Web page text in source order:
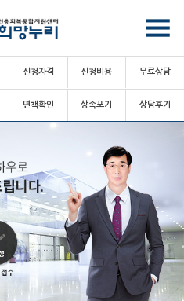
신청자격 신청비용 무료상담
면책확인 상속포기 상담후기